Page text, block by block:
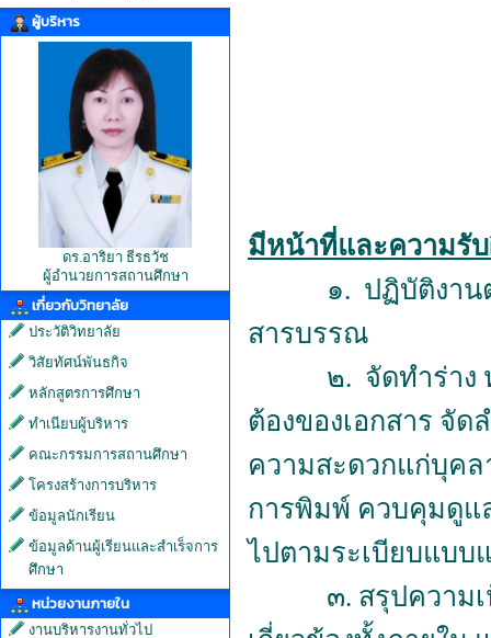
ผู้บริหาร
ดร.อาริยา ธีรธวัช
ผู้อำนวยการสถานศึกษา
เกี่ยวกับวิทยาลัย
ประวัติวิทยาลัย
วิสัยทัศน์พันธกิจ
หลักสูตรการศึกษา
ทำเนียบผู้บริหาร
คณะกรรมการสถานศึกษา
โครงสร้างการบริหาร
ข้อมูลนักเรียน
ข้อมูลด้านผู้เรียนและสำเร็จการ
ศึกษา
หน่วยงานภายใน
งานบริหารงานทั่วไป
มีหน้าที่และความรั
๑. ปฏิบัติงาน
สารบรรณ
๒. จัดทำร่าง
ต้องของเอกสาร จั
ความสะดวกแก่บุคล
การพิมพ์ ควบคุมดูแ
ไปตามระเบียบแบบ
๓. สรุปความ